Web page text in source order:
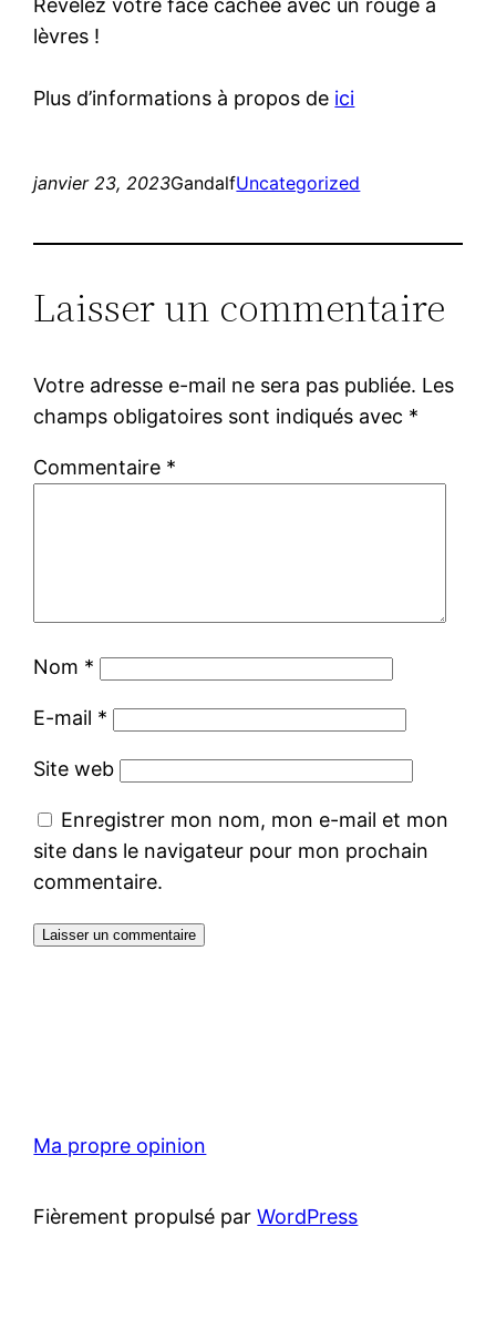
Révélez votre face cachée avec un rouge à
lèvres !
Plus d’informations à propos de ici
janvier 23, 2023GandalfUncategorized
Laisser un commentaire
Votre adresse e-mail ne sera pas publiée. Les
champs obligatoires sont indiqués avec *
Commentaire *
Nom *
E-mail *
Site web
Enregistrer mon nom, mon e-mail et mon
site dans le navigateur pour mon prochain
commentaire.
Ma propre opinion
Fièrement propulsé parWordPress